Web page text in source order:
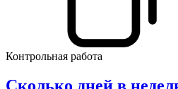
Контрольная работа